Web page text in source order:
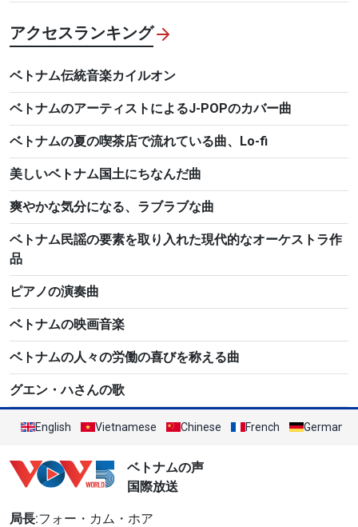
アクセスランキング
ベトナム伝統音楽カイルオン
ベトナムのアーティストによるJ-POPのカバー曲
ベトナムの夏の喫茶店で流れている曲、Lo-fi
美しいベトナム国土にちなんだ曲
爽やかな気分になる、ラブラブな曲
ベトナム民謡の要素を取り入れた現代的なオーケストラ作
品
ピアノの演奏曲
ベトナムの映画音楽
ベトナムの人々の労働の喜びを称える曲
グエン・ハさんの歌
English Vietnamese Chinese French German
ベトナムの声
国際放送
局長:フォー・カム・ホア